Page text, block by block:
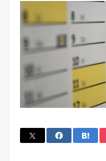
公式 LINE
貴命会のご紹介
診療のご案内